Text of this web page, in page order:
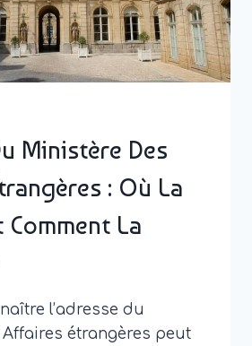
Ministère Des
: Où La
Comment La
l’adresse du
étrangères peut